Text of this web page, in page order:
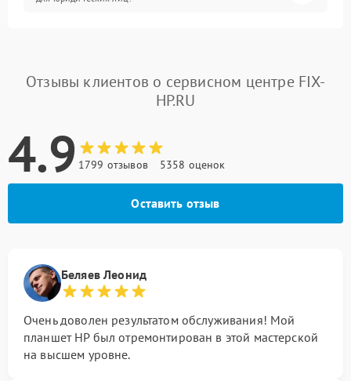
Отзывы клиентов о сервисном центре FIX-
HP.RU
4.9 1799 отзывов 5358 оценок
Оставить отзыв
Беляев Леонид
Очень доволен результатом обслуживания! Мой
планшет HP был отремонтирован в этой мастерской
на высшем уровне.